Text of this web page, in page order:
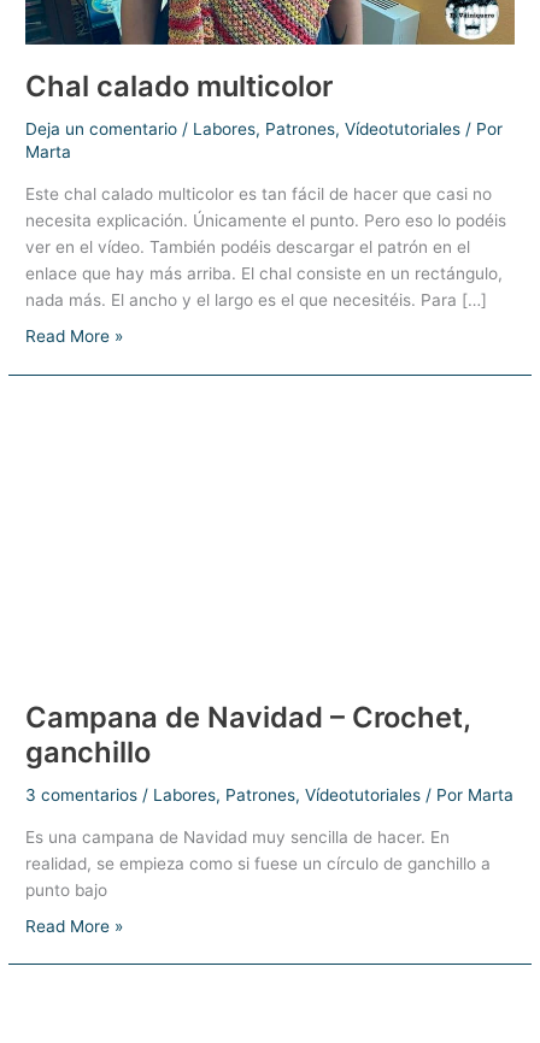
Chal calado multicolor
Deja un comentario / Labores, Patrones,Vídeotutoriales / Por
Marta
Este chal calado multicolor es tan fácil de hacer que casi no
necesita explicación. Únicamente el punto. Pero eso lo podéis
ver en el vídeo. También podéis descargar el patrón en el
enlace que hay más arriba. El chal consiste en un rectángulo,
nada más. El ancho y el largo es el que necesitéis. Para […]
Chal
Read More »
Campana de Navidad – Crochet,
ganchillo
3 comentarios / Labores, Patrones,Vídeotutoriales / Por Marta
Es una campana de Navidad muy sencilla de hacer. En
realidad, se empieza como si fuese un círculo de ganchillo a
punto bajo
Campana
Read More »